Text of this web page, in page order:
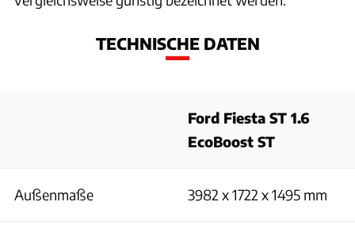
TECHNISCHE DATEN
Ford Fiesta ST 1.6
EcoBoost ST
Außenmaße 3982 x 1722 x 1495 mm